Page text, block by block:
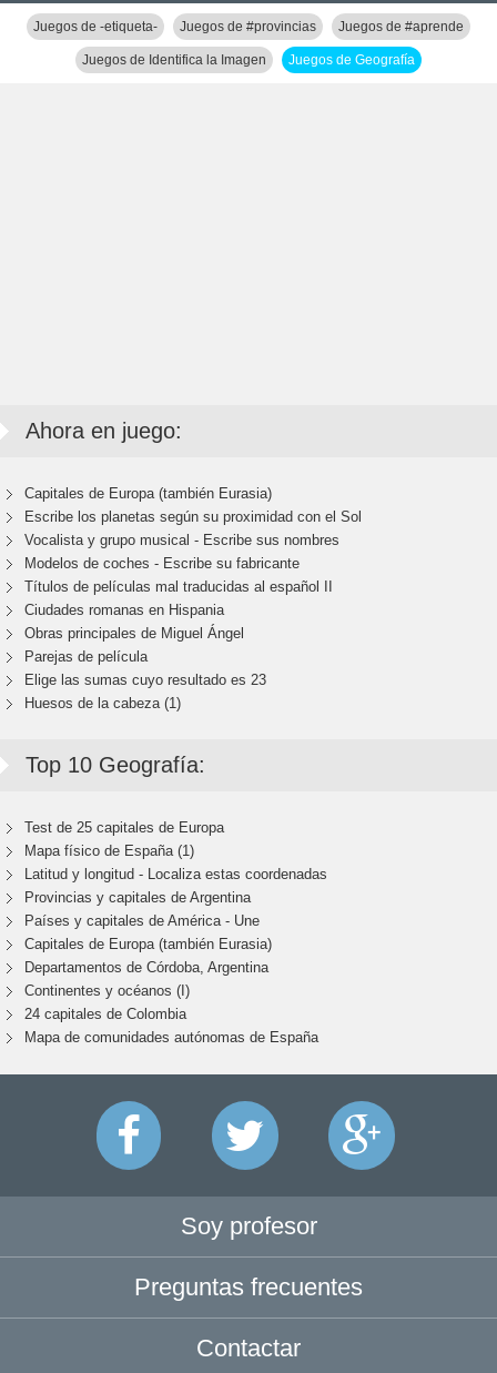
Juegos de -etiqueta- Juegos de #provincias Juegos de #aprende
Juegos de Identifica la Imagen Juegos de Geografía
Ahora en juego:
Capitales de Europa (también Eurasia)
Escribe los planetas según su proximidad con el Sol
Vocalista y grupo musical - Escribe sus nombres
Modelos de coches - Escribe su fabricante
Títulos de películas mal traducidas al español II
Ciudades romanas en Hispania
Obras principales de Miguel Ángel
Parejas de película
Elige las sumas cuyo resultado es 23
Huesos de la cabeza (1)
Top 10 Geografía:
Test de 25 capitales de Europa
Mapa físico de España (1)
Latitud y longitud - Localiza estas coordenadas
Provincias y capitales de Argentina
Países y capitales de América - Une
Capitales de Europa (también Eurasia)
Departamentos de Córdoba, Argentina
Continentes y océanos (I)
24 capitales de Colombia
Mapa de comunidades autónomas de España
Soy profesor
Preguntas frecuentes
Contactar